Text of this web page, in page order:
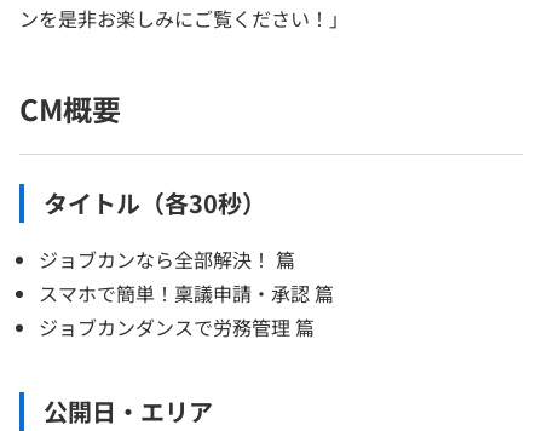
ンを是非お楽しみにご覧ください！」
CM概要
タイトル（各30秒）
ジョブカンなら全部解決！ 篇
スマホで簡単！稟議申請・承認 篇
ジョブカンダンスで労務管理 篇
公開日・エリア